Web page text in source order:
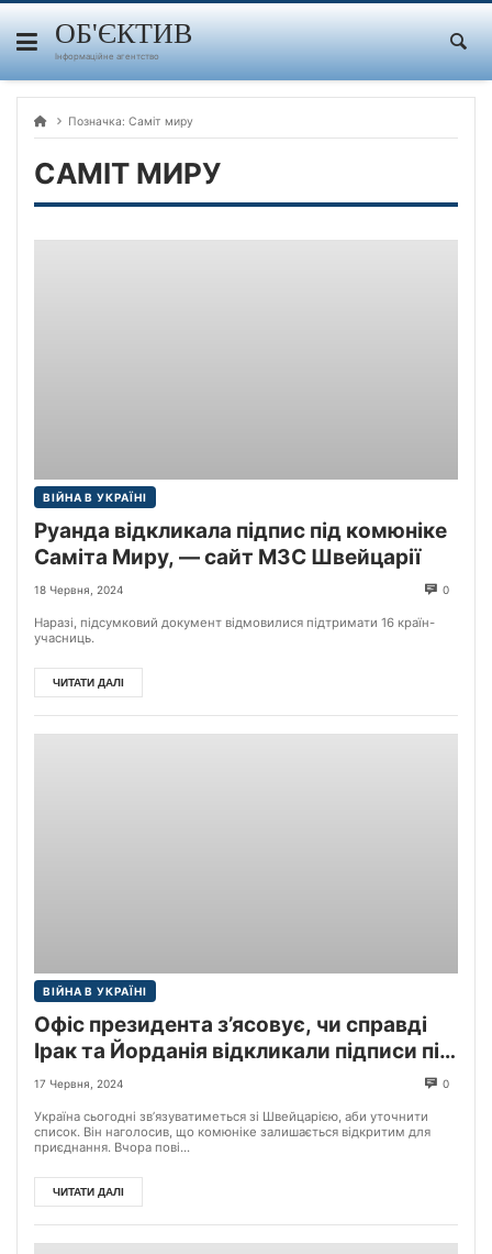
Skip
content ОБ'ЄКТИВ
Інформаційне агентство
Позначка: Саміт миру
САМІТ МИРУ
ВІЙНА В УКРАЇНІ
Руанда відкликала підпис під комюніке
Саміта Миру, — сайт МЗС Швейцарії
18 Червня, 2024 0
Наразі, підсумковий документ відмовилися підтримати 16 країн-
учасниць.
ЧИТАТИ ДАЛІ
ВІЙНА В УКРАЇНІ
Офіс президента з’ясовує, чи справді
Ірак та Йорданія відкликали підписи під
декларацією Саміту миру, — радник
17 Червня, 2024 0
Україна сьогодні зв’язуватиметься зі Швейцарією, аби уточнити
список. Він наголосив, що комюніке залишається відкритим для
приєднання. Вчора пові...
ЧИТАТИ ДАЛІ